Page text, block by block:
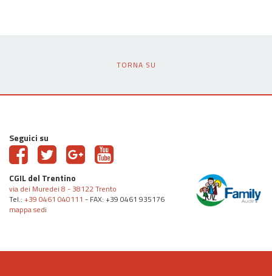
TORNA SU
Seguici su
CGIL del Trentino
via dei Muredei 8 - 38122 Trento
Tel.: +39 0461 040111 - FAX: +39 0461 935176
mappa sedi